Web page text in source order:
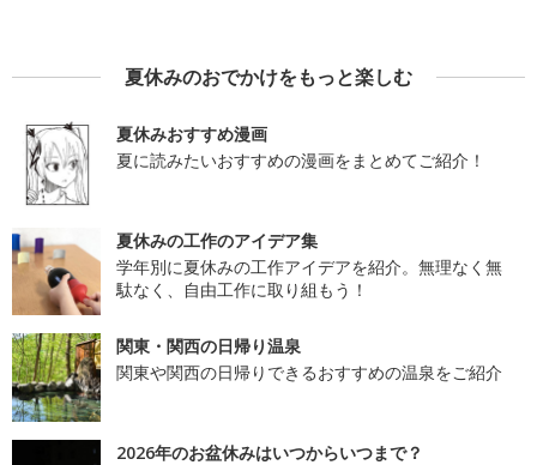
夏休みのおでかけをもっと楽しむ
夏休みおすすめ漫画
夏に読みたいおすすめの漫画をまとめてご紹介！
夏休みの工作のアイデア集
学年別に夏休みの工作アイデアを紹介。無理なく無
駄なく、自由工作に取り組もう！
関東・関西の日帰り温泉
関東や関西の日帰りできるおすすめの温泉をご紹介
2026年のお盆休みはいつからいつまで？